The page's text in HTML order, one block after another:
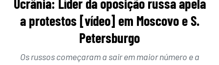
Ucrânia: Líder da oposição russa apela
a protestos [vídeo] em Moscovo e S.
Petersburgo
Os russos começaram a sair em maior número e a